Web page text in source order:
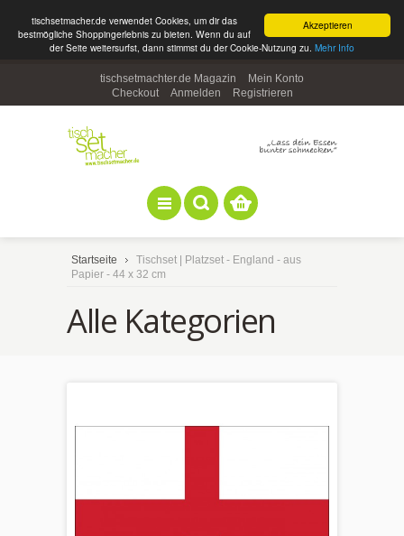
Akzeptieren
tischsetmacher.de verwendet Cookies, um dir das
bestmögliche Shoppingerlebnis zu bieten. Wenn du auf
der Seite weitersurfst, dann stimmst du der Cookie-Nutzung zu. Mehr Info
tischsetmachter.de Magazin
Mein Konto
Checkout
Anmelden Registrieren
Startseite
Tischset | Platzset - England - aus
Papier - 44 x 32 cm
Alle Kategorien